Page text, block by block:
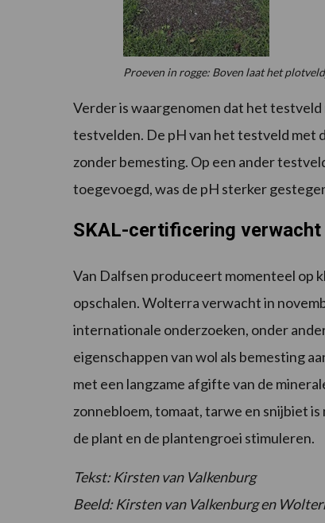
Proeven in rogge: Boven laat het
Verder is waargenomen dat het
testvelden. De pH van het testveld met
zonder bemesting. Op een ander
toegevoegd, was de pH sterker
SKAL-certificering verwacht
Van Dalfsen produceert momenteel op
opschalen. Wolterra verwacht in
internationale onderzoeken, onder
eigenschappen van wol als bemesting
met een langzame afgifte van de
zonnebloem, tomaat, tarwe en snijbiet
de plant en de plantengroei stimuleren.
Tekst: Kirsten van Valkenburg
Beeld: Kirsten van Valkenburg en